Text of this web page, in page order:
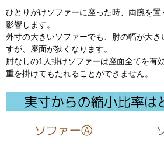
ひとりがけソファーに座った時、両腕を置
影響します。
外寸の大きいソファーでも、肘の幅が大き
すが、座面が狭くなります。
肘なしの1人掛けソファーは座面全てを有
重を掛けてもたれることができません。